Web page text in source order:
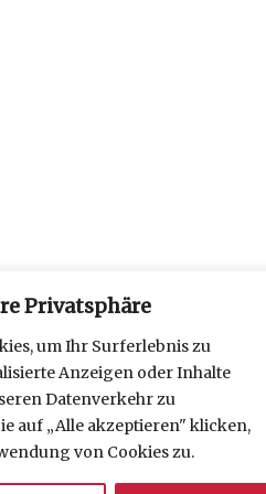
Privatsphäre
um Ihr Surferlebnis zu
Anzeigen oder Inhalte
Datenverkehr zu
auf „Alle akzeptieren" klicken,
von Cookies zu.